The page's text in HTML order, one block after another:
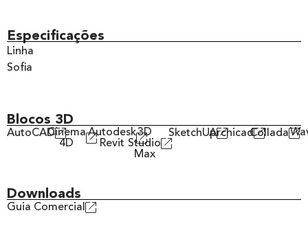
Especificações
Linha
Sofia
Blocos 3D
AutoCADCinema
4D
Autodesk
Revit
3D
Studio
Max
SketchUpArchicadCollada
Downloads
Guia Comercial